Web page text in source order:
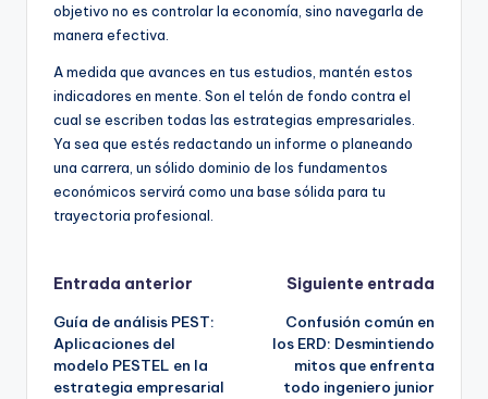
objetivo no es controlar la economía, sino navegarla de
manera efectiva.
A medida que avances en tus estudios, mantén estos
indicadores en mente. Son el telón de fondo contra el
cual se escriben todas las estrategias empresariales.
Ya sea que estés redactando un informe o planeando
una carrera, un sólido dominio de los fundamentos
económicos servirá como una base sólida para tu
trayectoria profesional.
Navegación
de
entradas
Entrada anterior
Guía de análisis PEST:
Aplicaciones del
modelo PESTEL en la
estrategia empresarial
Siguiente entrada
Confusión común en
los ERD: Desmintiendo
mitos que enfrenta
todo ingeniero junior